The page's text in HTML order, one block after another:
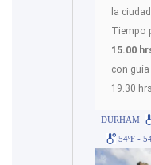
la
Tiempo
15.00
con
19.30
DURHAM
54ºF -